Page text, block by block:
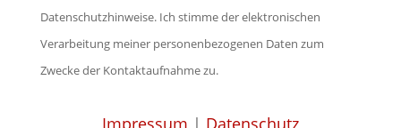
Datenschutzhinweise. Ich stimme der elektronischen
Verarbeitung meiner personenbezogenen Daten zum
Zwecke der Kontaktaufnahme zu.